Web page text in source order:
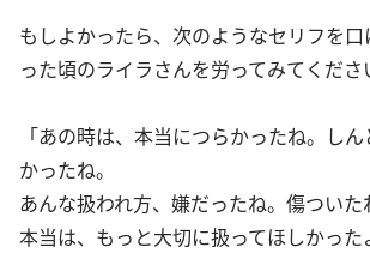
もしよかったら、次のようなセリフを
った頃のライラさんを労ってみてくださ
「あの時は、本当につらかったね。し
かったね。
あんな扱われ方、嫌だったね。傷ついた
本当は、もっと大切に扱ってほしかった